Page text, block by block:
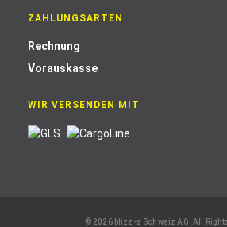
ZAHLUNGSARTEN
Rechnung
Vorauskasse
WIR VERSENDEN MIT
© 2026 blizz-z Schweiz AG. All